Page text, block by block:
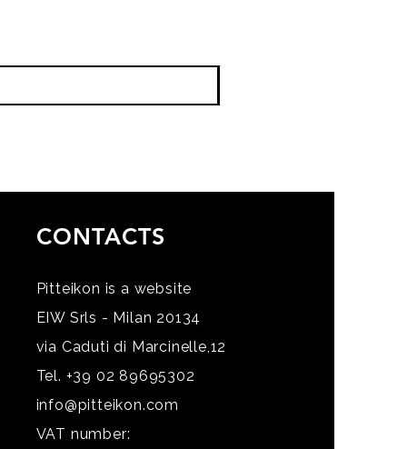
CONTACTS
Pitteikon is a website
EIW Srls - Milan 20134
via Caduti di Marcinelle,12
Tel. +39 02 89695302
info@pitteikon.com
VAT number: